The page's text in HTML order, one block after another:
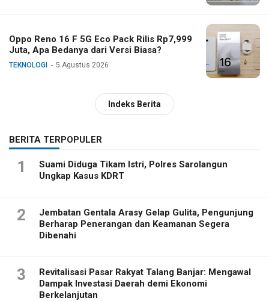
Oppo Reno 16 F 5G Eco Pack Rilis Rp7,999
Juta, Apa Bedanya dari Versi Biasa?
TEKNOLOGI 5 Agustus 2026
Indeks Berita
BERITA TERPOPULER
1
Suami Diduga Tikam Istri, Polres Sarolangun
Ungkap Kasus KDRT
2
Jembatan Gentala Arasy Gelap Gulita, Pengunjung
Berharap Penerangan dan Keamanan Segera
Dibenahi
3
Revitalisasi Pasar Rakyat Talang Banjar: Mengawal
Dampak Investasi Daerah demi Ekonomi
Berkelanjutan